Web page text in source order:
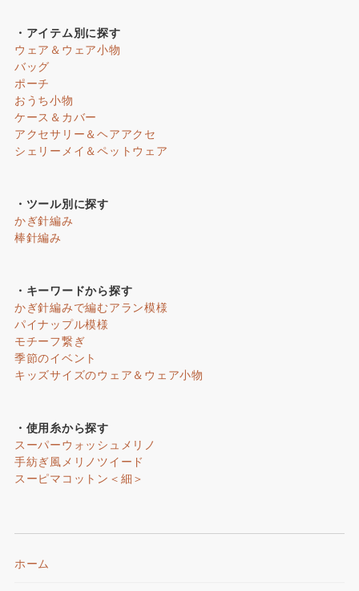
・アイテム別に探す
ウェア＆ウェア小物
バッグ
ポーチ
おうち小物
ケース＆カバー
アクセサリー＆ヘアアクセ
シェリーメイ＆ペットウェア
・ツール別に探す
かぎ針編み
棒針編み
・キーワードから探す
かぎ針編みで編むアラン模様
パイナップル模様
モチーフ繋ぎ
季節のイベント
キッズサイズのウェア＆ウェア小物
・使用糸から探す
スーパーウォッシュメリノ
手紡ぎ風メリノツイード
スーピマコットン＜細＞
ホーム